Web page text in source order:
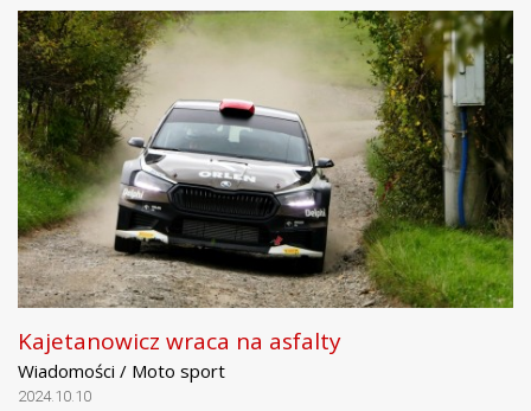
Kajetanowicz wraca na asfalty
Wiadomości / Moto sport
2024.10.10